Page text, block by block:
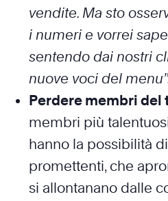
vendite. Ma sto
i numeri e vorrei
sentendo dai nostri
nuove voci del
Perdere membri del
membri più
hanno la possibilità
promettenti, che
si allontanano dalle